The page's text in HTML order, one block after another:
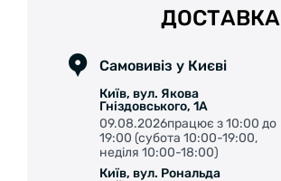
ДОСТАВКА
Самовивіз у Києві
Київ, вул. Якова
Гніздовського, 1А
09.08.2026працює з 10:00 до
19:00 (субота 10:00-19:00,
неділя 10:00-18:00)
Київ, вул. Рональда